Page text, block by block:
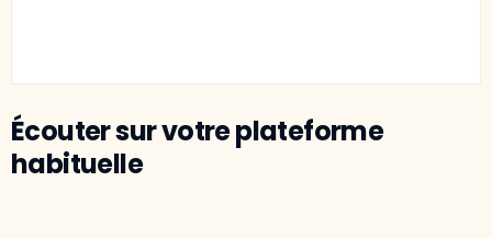
Écouter sur votre plateforme
habituelle